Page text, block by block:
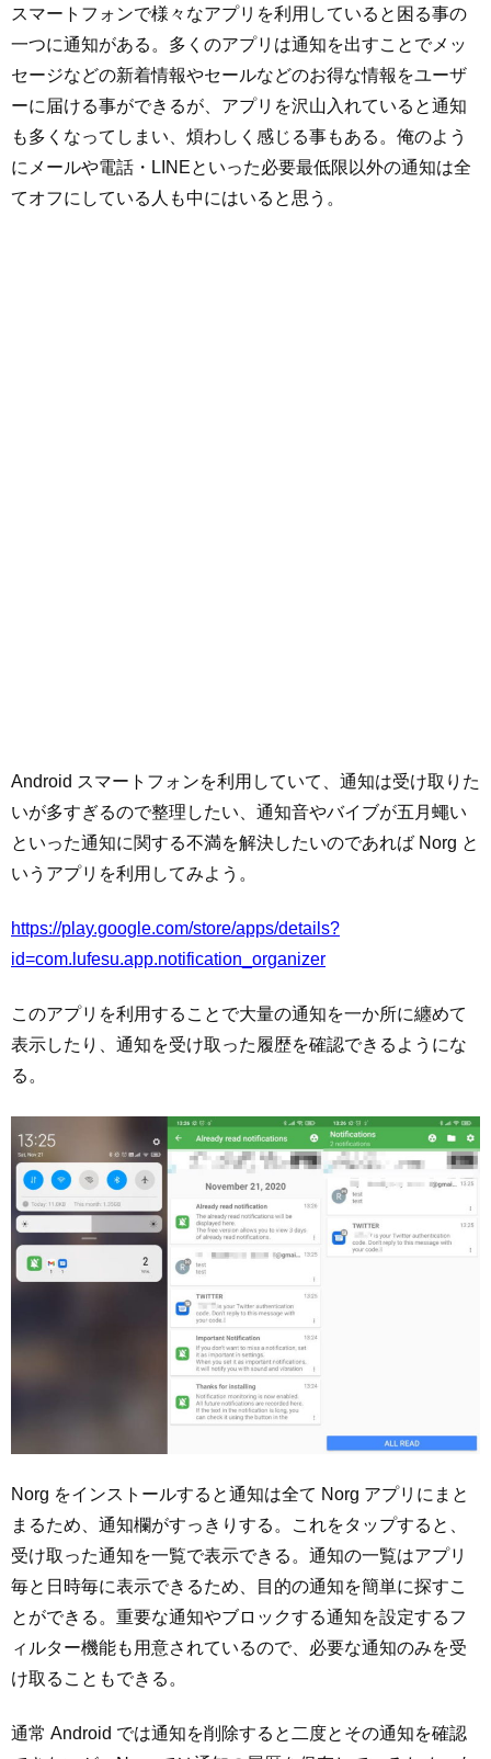
スマートフォンで様々なアプリを利用していると困る事の
一つに通知がある。多くのアプリは通知を出すことでメッ
セージなどの新着情報やセールなどのお得な情報をユーザ
ーに届ける事ができるが、アプリを沢山入れていると通知
も多くなってしまい、煩わしく感じる事もある。俺のよう
にメールや電話・LINEといった必要最低限以外の通知は全
てオフにしている人も中にはいると思う。
Android スマートフォンを利用していて、通知は受け取りた
いが多すぎるので整理したい、通知音やバイブが五月蠅い
といった通知に関する不満を解決したいのであれば Norg と
いうアプリを利用してみよう。
https://play.google.com/store/apps/details?
id=com.lufesu.app.notification_organizer
このアプリを利用することで大量の通知を一か所に纏めて
表示したり、通知を受け取った履歴を確認できるようにな
る。
Norg をインストールすると通知は全て Norg アプリにまと
まるため、通知欄がすっきりする。これをタップすると、
受け取った通知を一覧で表示できる。通知の一覧はアプリ
毎と日時毎に表示できるため、目的の通知を簡単に探すこ
とができる。重要な通知やブロックする通知を設定するフ
ィルター機能も用意されているので、必要な通知のみを受
け取ることもできる。
通常 Android では通知を削除すると二度とその通知を確認